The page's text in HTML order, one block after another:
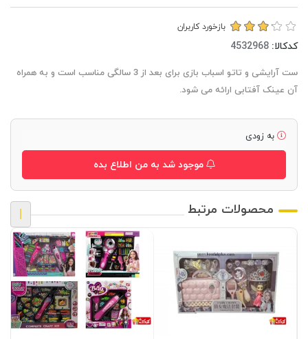
بازخورد کاربران
کدکالا:
ست آرایشی و تاتو اسباب بازی برای بعد از 3 سالگی مناسب است و به همراه
آن عینک آفتابی ارائه می شود.
به زودی
موجود شد به من اطلاع بده
محصولات مرتبط